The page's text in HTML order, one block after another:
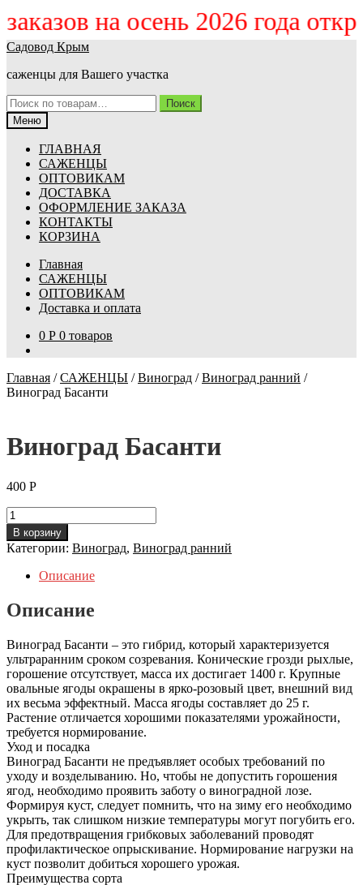
заказов на осень 2026 года
Перейти
навигации
Перейти
содержимому
Садовод Крым
саженцы для Вашего участка
Искать:
Поиск
Меню
ГЛАВНАЯ
САЖЕНЦЫ
ОПТОВИКАМ
ДОСТАВКА
ОФОРМЛЕНИЕ ЗАКАЗА
КОНТАКТЫ
КОРЗИНА
Главная
САЖЕНЦЫ
ОПТОВИКАМ
Доставка и оплата
0 Р 0 товаров
Главная /САЖЕНЦЫ /Виноград /Виноград ранний /
Виноград Басанти
Виноград Басанти
400 Р
Количество
Виноград
Басанти
В корзину
Категории: Виноград, Виноград ранний
Описание
Описание
Виноград Басанти – это гибрид, который характеризуется
ультраранним сроком созревания. Конические грозди рыхлые,
горошение отсутствует, масса их достигает 1400 г. Крупные
овальные ягоды окрашены в ярко-розовый цвет, внешний вид
их весьма эффектный. Масса ягоды составляет до 25 г.
Растение отличается хорошими показателями урожайности,
требуется нормирование.
Уход и посадка
Виноград Басанти не предъявляет особых требований по
уходу и возделыванию. Но, чтобы не допустить горошения
ягод, необходимо проявить заботу о виноградной лозе.
Формируя куст, следует помнить, что на зиму его необходимо
укрыть, так слишком низкие температуры могут погубить его.
Для предотвращения грибковых заболеваний проводят
профилактическое опрыскивание. Нормирование нагрузки на
куст позволит добиться хорошего урожая.
Преимущества сорта